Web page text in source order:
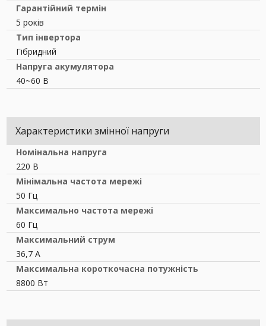
Гарантійний термін
5 років
Тип інвертора
Гібридний
Напруга акумулятора
40~60 В
Характеристики змінної напруги
Номінальна напруга
220 В
Мінімальна частота мережі
50 Гц
Максимально частота мережі
60 Гц
Максимальний струм
36,7 А
Максимальна короткочасна потужність
8800 Вт